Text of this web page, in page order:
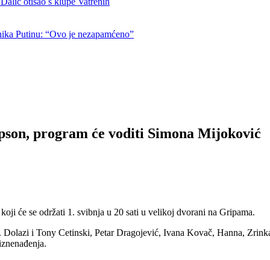
Putinu: “Ovo je nezapamćeno”
program će voditi Simona Mijoković
će se održati 1. svibnja u 20 sati u velikoj dvorani na Gripama.
i Tony Cetinski, Petar Dragojević, Ivana Kovač, Hanna,